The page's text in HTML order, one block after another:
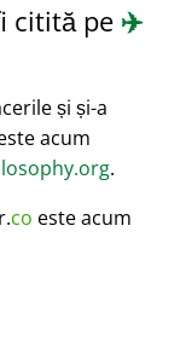
citită pe ✈️
și și-a
acum
.
co este acum